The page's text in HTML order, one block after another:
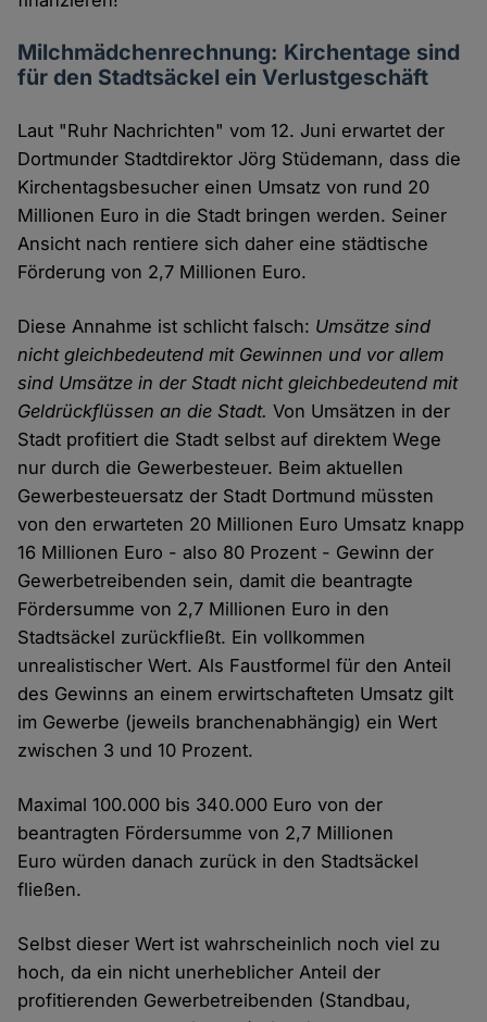
Milchmädchenrechnung: Kirchentage sind
für den Stadtsäckel ein Verlustgeschäft
Laut "Ruhr Nachrichten" vom 12. Juni erwartet der
Dortmunder Stadtdirektor Jörg Stüdemann, dass die
Kirchentagsbesucher einen Umsatz von rund 20
Millionen Euro in die Stadt bringen werden. Seiner
Ansicht nach rentiere sich daher eine städtische
Förderung von 2,7 Millionen Euro.
Diese Annahme ist schlicht falsch: Umsätze sind
nicht gleichbedeutend mit Gewinnen und vor allem
sind Umsätze in der Stadt nicht gleichbedeutend mit
Geldrückflüssen an die Stadt. Von Umsätzen in der
Stadt profitiert die Stadt selbst auf direktem Wege
nur durch die Gewerbesteuer. Beim aktuellen
Gewerbesteuersatz der Stadt Dortmund müssten
von den erwarteten 20 Millionen Euro Umsatz knapp
16 Millionen Euro - also 80 Prozent - Gewinn der
Gewerbetreibenden sein, damit die beantragte
Fördersumme von 2,7 Millionen Euro in den
Stadtsäckel zurückfließt. Ein vollkommen
unrealistischer Wert. Als Faustformel für den Anteil
des Gewinns an einem erwirtschafteten Umsatz gilt
im Gewerbe (jeweils branchenabhängig) ein Wert
zwischen 3 und 10 Prozent.
Maximal 100.000 bis 340.000 Euro von der
beantragten Fördersumme von 2,7 Millionen
Euro würden danach zurück in den Stadtsäckel
fließen.
Selbst dieser Wert ist wahrscheinlich noch viel zu
hoch, da ein nicht unerheblicher Anteil der
profitierenden Gewerbetreibenden (Standbau,